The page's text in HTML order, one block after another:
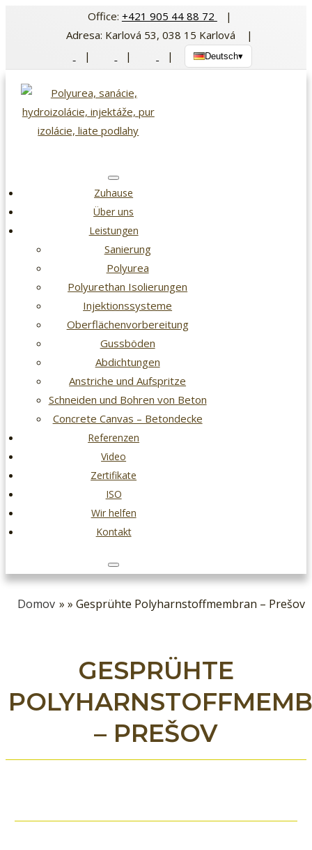
Office: +421 905 44 88 72
|
Adresa: Karlová 53, 038 15 Karlová |
|
| | Deutsch▾
Zuhause
Über uns
Leistungen
Sanierung
Polyurea
Polyurethan Isolierungen
Injektionssysteme
Oberflächenvorbereitung
Gussböden
Abdichtungen
Anstriche und Aufspritze
Schneiden und Bohren von Beton
Concrete Canvas – Betondecke
Referenzen
Video
Zertifikate
ISO
Wir helfen
Kontakt
Domov » » Gesprühte Polyharnstoffmembran – Prešov
GESPRÜHTE
– PREŠOV